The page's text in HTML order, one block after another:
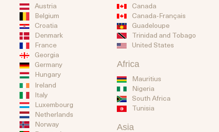
Austria
Belgium
Croatia
Denmark
France
Georgia
Germany
Hungary
Ireland
Italy
Luxembourg
Netherlands
Norway
Canada
Canada-Français
Guadeloupe
Trinidad and Tobago
United States
Africa
Mauritius
Nigeria
South Africa
Tunisia
Asia